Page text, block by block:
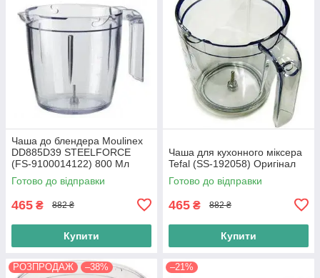
Чаша до блендера Moulinex
DD885D39 STEELFORCE
(FS-9100014122) 800 Мл
Готово до відправки
465 ₴ 882 ₴
Купити
Чаша для кухонного міксера
Tefal (SS-192058) Оригінал
Готово до відправки
465 ₴ 882 ₴
Купити
РОЗПРОДАЖ –38% –21%